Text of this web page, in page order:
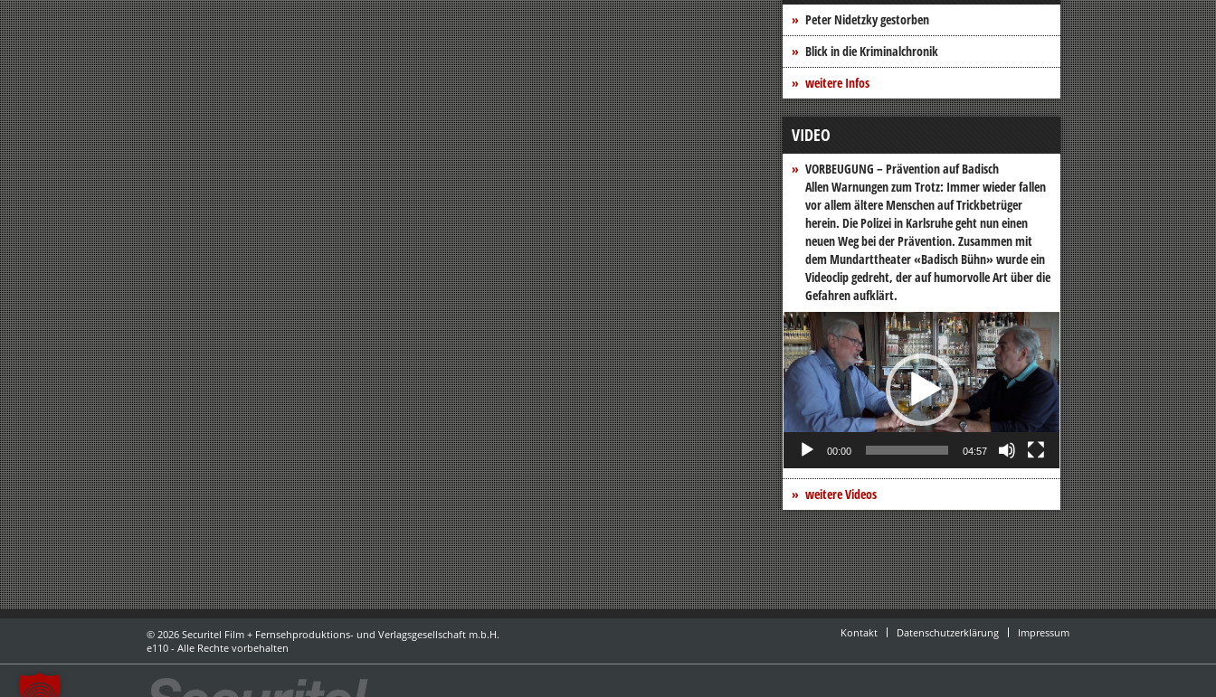
Peter Nidetzky gestorben
Blick in die Kriminalchronik
weitere Infos
VIDEO
VORBEUGUNG – Prävention auf Badisch
Allen Warnungen zum Trotz: Immer wieder fallen
vor allem ältere Menschen auf Trickbetrüger
herein. Die Polizei in Karlsruhe geht nun einen
neuen Weg bei der Prävention. Zusammen mit
dem Mundarttheater «Badisch Bühn» wurde ein
Videoclip gedreht, der auf humorvolle Art über die
Gefahren aufklärt.
Video-
Player
00:00 04:57
weitere Videos
© 2026 Securitel Film + Fernsehproduktions- und Verlagsgesellschaft m.b.H.
e110 - Alle Rechte vorbehalten
Kontakt Datenschutzerklärung Impressum